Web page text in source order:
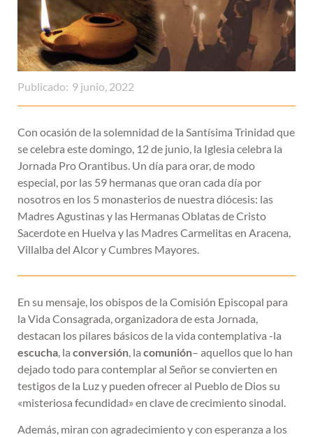
Publicado: 9 junio, 2022
Con ocasión de la solemnidad de la Santísima Trinidad que
se celebra este domingo, 12 de junio, la Iglesia celebra la
Jornada Pro Orantibus. Un día para orar, de modo
especial, por las 59 hermanas que oran cada día por
nosotros en los 5 monasterios de nuestra diócesis: las
Madres Agustinas y las Hermanas Oblatas de Cristo
Sacerdote en Huelva y las Madres Carmelitas en Aracena,
Villalba del Alcor y Cumbres Mayores.
En su mensaje, los obispos de la Comisión Episcopal para
la Vida Consagrada, organizadora de esta Jornada,
destacan los pilares básicos de la vida contemplativa -la
escucha, la conversión, la comunión– aquellos que lo han
dejado todo para contemplar al Señor se convierten en
testigos de la Luz y pueden ofrecer al Pueblo de Dios su
«misteriosa fecundidad» en clave de crecimiento sinodal.
Además, miran con agradecimiento y con esperanza a los